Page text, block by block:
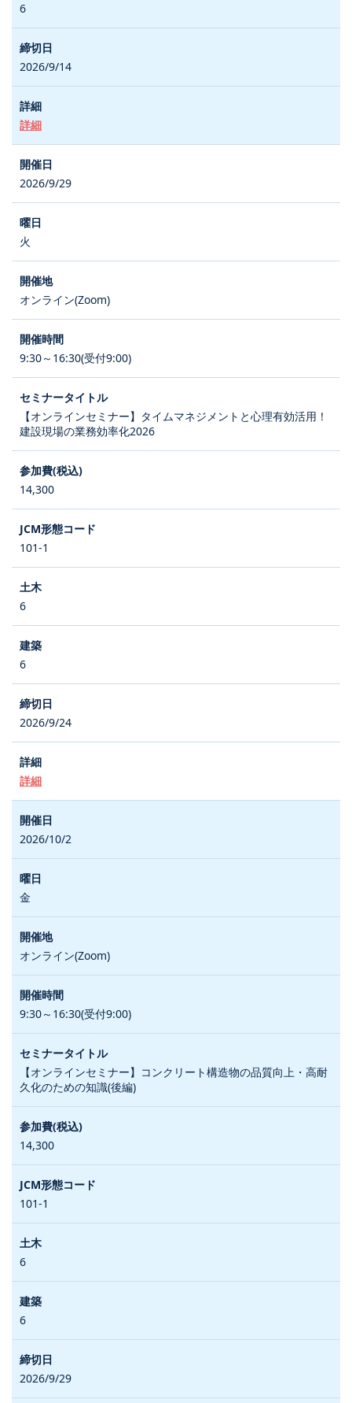
6
2026/9/14
詳細
2026/9/29
火
オンライン(Zoom)
9:30～16:30(受付9:00)
【オンラインセミナー】タイムマネジメントと心理有効活用！
建設現場の業務効率化2026
14,300
101-1
6
6
2026/9/24
詳細
2026/10/2
金
オンライン(Zoom)
9:30～16:30(受付9:00)
【オンラインセミナー】コンクリート構造物の品質向上・高耐
久化のための知識(後編)
14,300
101-1
6
6
2026/9/29